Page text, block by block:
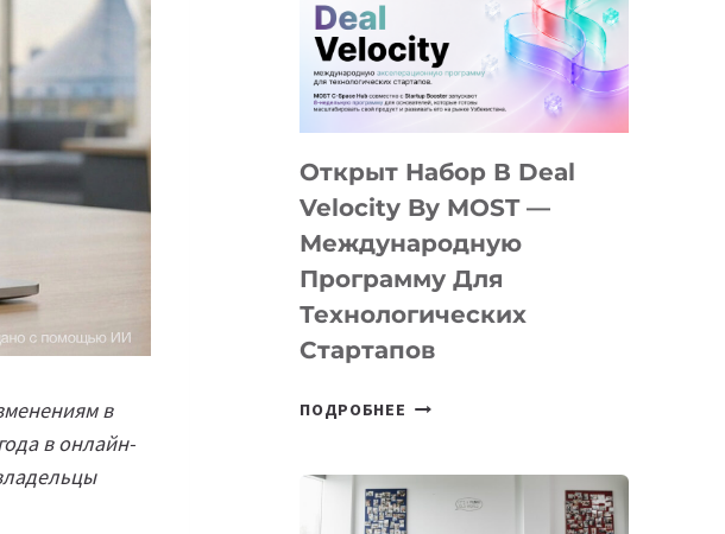
в
в онлайн-
YOUTH
CAMP
ДАЛ
ПОДРОСТКАМ
БИЛЕТ
IT-
ПРЕДПРИНИМАТЕЛЬСТВО
Открыт Набор В Deal
Velocity By MOST —
Международную
Программу Для
Технологических
Стартапов
ПОДРОБНЕЕ ОТКРЫТ
DEAL
VELOCITY